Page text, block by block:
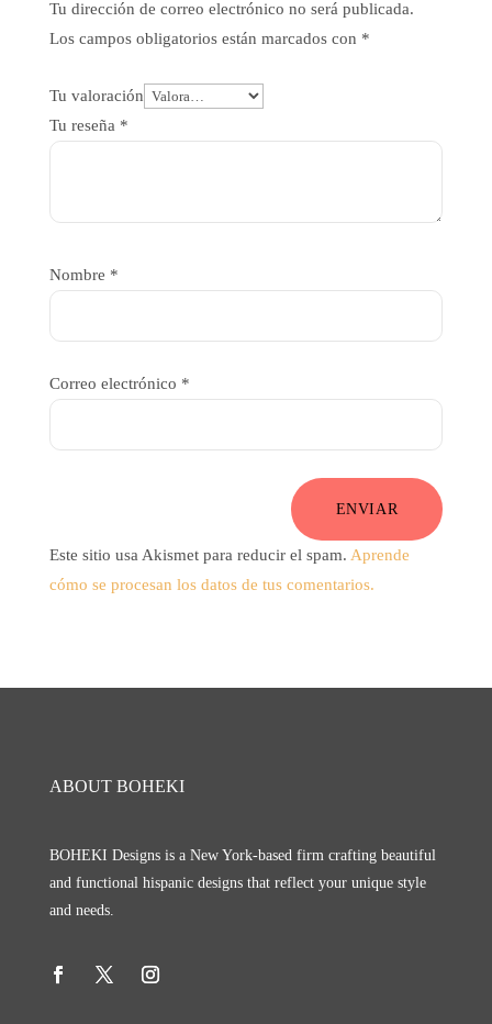
Tu dirección de correo electrónico no será publicada.
Los campos obligatorios están marcados con *
Tu valoración
Tu reseña *
Nombre *
Correo electrónico *
ENVIAR
Este sitio usa Akismet para reducir el spam. Aprende
cómo se procesan los datos de tus comentarios.
ABOUT BOHEKI
BOHEKI Designs is a New York-based firm crafting beautiful
and functional hispanic designs that reflect your unique style
and needs.